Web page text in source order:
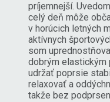
príjemnejší.
celý deň môže
v horúcich letných
aktívnych
som
dobrým elastickým
udržať poprsie
relaxovať a
takže bez